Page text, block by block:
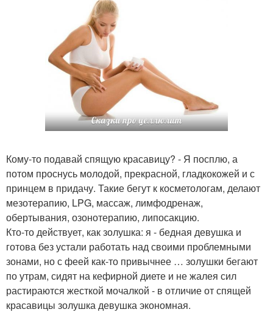
Кому-то подавай спящую красавицу? - Я посплю, а
потом проснусь молодой, прекрасной, гладкокожей и с
принцем в придачу. Такие бегут к косметологам, делают
мезотерапию, LPG, массаж, лимфодренаж,
обертывания, озонотерапию, липосакцию.
Кто-то действует, как золушка: я - бедная девушка и
готова без устали работать над своими проблемными
зонами, но с феей как-то привычнее … золушки бегают
по утрам, сидят на кефирной диете и не жалея сил
растираются жесткой мочалкой - в отличие от спящей
красавицы золушка девушка экономная.